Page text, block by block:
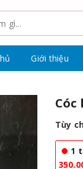
Giới thiệu
Cóc
Tùy
1